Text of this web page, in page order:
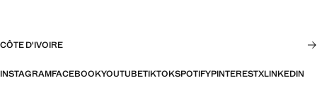
CÔTE D'IVOIRE
INSTAGRAMFACEBOOKYOUTUBETIKTOKSPOTIFYPINTERESTXLINKEDIN